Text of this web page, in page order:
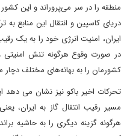
منطقه را در سر می‌پروراند و این
دریای کاسپین و انتقال این منابع به
ایران، امنیت انرژی خود را به یک
در صورت وقوع هرگونه تنش امنیتی
کشورمان را به بهانه‌های مختلف
تحرکات اخیر باکو نیز نشان می
مسیر رقیب انتقال گاز به ایران،
هرگونه گزینه دیگری را به حاشیه